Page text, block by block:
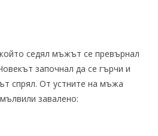
седял мъжът се превърнал
започнал да се гърчи и
спрял. От устните на мъжа
завалено: